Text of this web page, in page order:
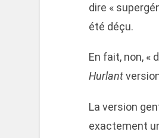
dire «
été déçu.
En fait, non, «
Hurlant
La version
exactement